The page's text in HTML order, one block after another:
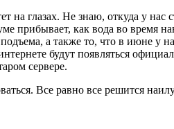
на глазах. Не знаю, откуда у нас
прибывает, как вода во время
а также то, что в июне у
будут появляться
сервере.
Все равно все решится